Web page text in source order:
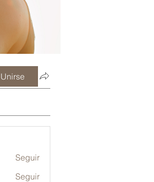
Unirse
Seguir
Seguir